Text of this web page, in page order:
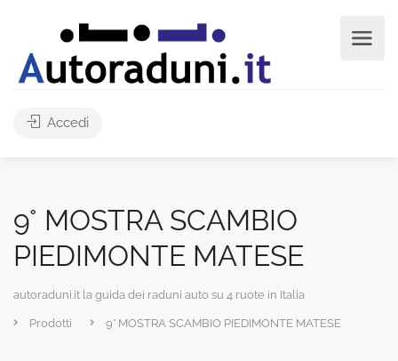
Accedi
9° MOSTRA SCAMBIO
PIEDIMONTE MATESE
autoraduni.it la guida dei raduni auto su 4 ruote in Italia
Prodotti 9° MOSTRA SCAMBIO PIEDIMONTE MATESE